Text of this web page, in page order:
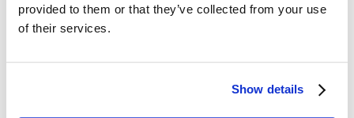
provided to them or that they’ve collected from your use
of their services.
Show details